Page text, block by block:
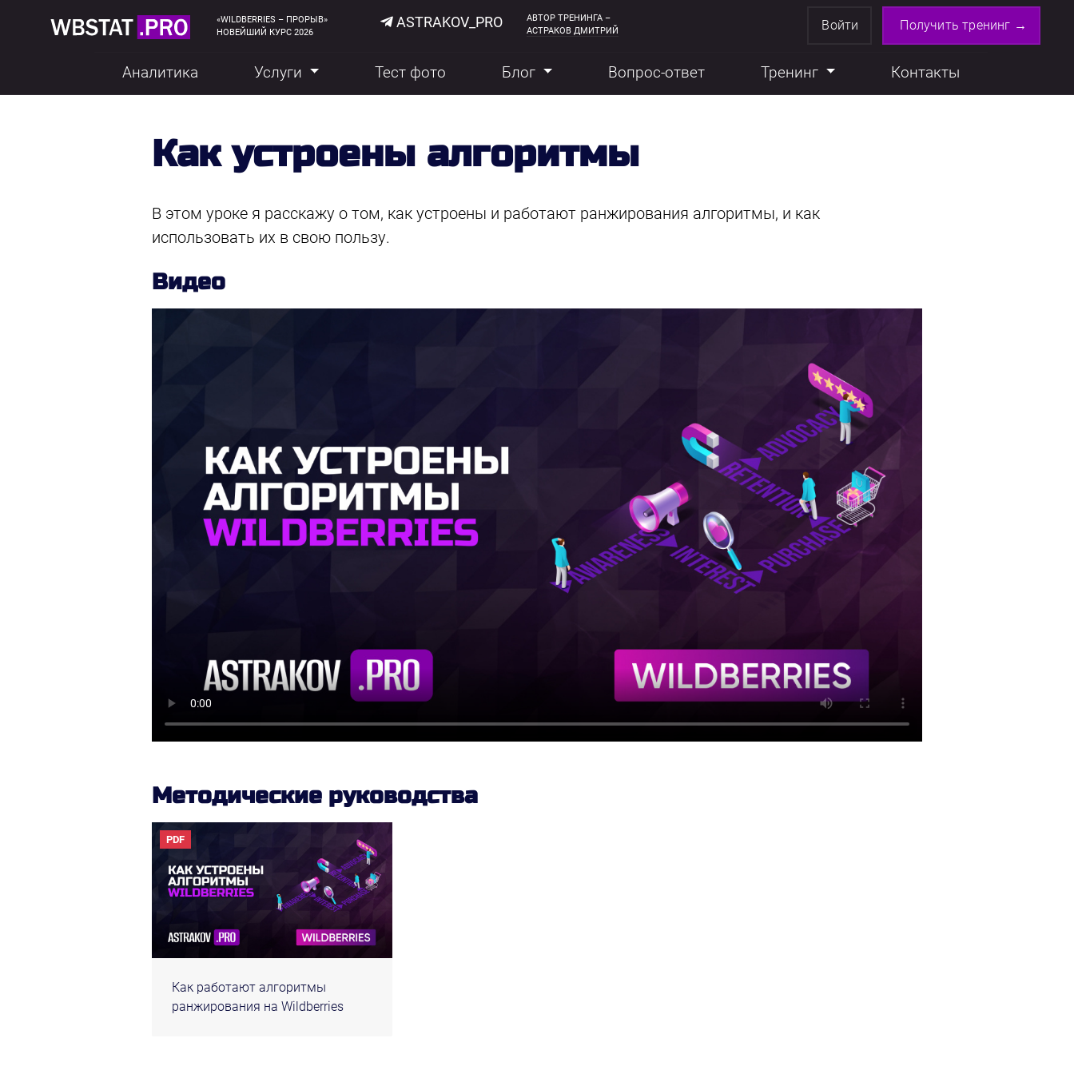
«WILDBERRIES – ПРОРЫВ»
НОВЕЙШИЙ КУРС 2026
ASTRAKOV_PRO
АВТОР ТРЕНИНГА –
АСТРАКОВ ДМИТРИЙ
Войти Получить тренинг →
Аналитика Услуги Тест фото Блог Вопрос-ответ Тренинг Контакты
Как устроены алгоритмы
В этом уроке я расскажу о том, как устроены и работают ранжирования алгоритмы, и как
использовать их в свою пользу.
Видео
Методические руководства
PDF
Как работают алгоритмы
ранжирования на Wildberries